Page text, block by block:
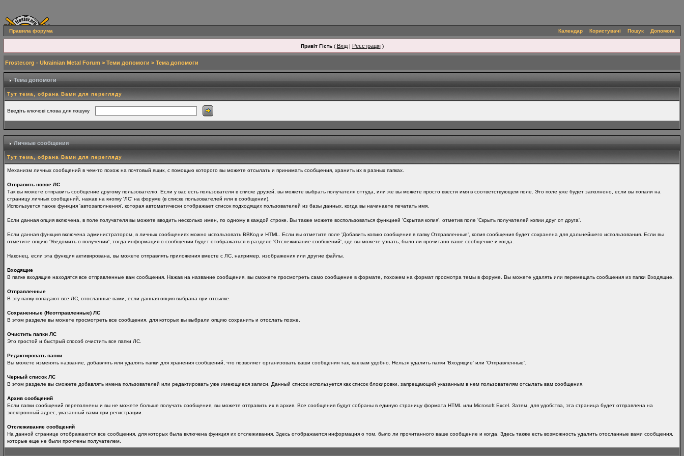
Правила форума Календар Користувачі Пошук Допомога
Привіт Гість( Вхід| Реєстрація)
Froster.org - Ukrainian Metal Forum > Теми допомоги > Тема допомоги
Тема допомоги
Тут тема, обрана Вами для перегляду
Введіть ключові слова для пошуку
Личные сообщения
Тут тема, обрана Вами для перегляду
Механизм личных сообщений в чем-то похож на почтовый ящик, с помощью которого вы можете отсылать и принимать сообщения, хранить их в разных папках.
Отправить новое ЛС
Так вы можете отправить сообщение другому пользователю. Если у вас есть пользователи в списке друзей, вы можете выбрать получателя оттуда, или же вы можете просто ввести имя в соответствующем поле. Это поле уже будет заполнено, если вы попали на
страницу личных сообщений, нажав на кнопку 'ЛС' на форуме (в списке пользователей или в сообщении).
Используется также функция 'автозаполнения', которая автоматически отображает список подходящих пользователей из базы данных, когда вы начинаете печатать имя.
Если данная опция включена, в поле получателя вы можете вводить несколько имен, по одному в каждой строке. Вы также можете воспользоваться функцией 'Скрытая копия', отметив поле 'Скрыть получателей копии друг от друга'.
Если данная функция включена администратором, в личных сообщениях можно использовать ВВКод и HTML. Если вы отметите поле 'Добавить копию сообщения в папку Отправленные', копия сообщения будет сохранена для дальнейшего использования. Если вы
отметите опцию 'Уведомить о получении', тогда информация о сообщении будет отображаться в разделе 'Отслеживание сообщений', где вы можете узнать, было ли прочитано ваше сообщение и когда.
Наконец, если эта функция активирована, вы можете отправлять приложения вместе с ЛС, например, изображения или другие файлы.
Входящие
В папке входящие находятся все отправленные вам сообщения. Нажав на название сообщения, вы сможете просмотреть само сообщение в формате, похожем на формат просмотра темы в форуме. Вы можете удалять или перемещать сообщения из папки Входящие.
Отправленные
В эту папку попадают все ЛС, отосланные вами, если данная опция выбрана при отсылке.
Сохраненные (Неотправленные) ЛС
В этом разделе вы можете просмотреть все сообщения, для которых вы выбрали опцию сохранить и отослать позже.
Очистить папки ЛС
Это простой и быстрый способ очистить все папки ЛС.
Редактировать папки
Вы можете изменять название, добавлять или удалять папки для хранения сообщений, что позволяет организовать ваши сообщения так, как вам удобно. Нельзя удалить папки 'Входящие' или 'Отправленные'.
Черный список ЛС
В этом разделе вы сможете добавлять имена пользователей или редактировать уже имеющиеся записи. Данный список используется как список блокировки, запрещающий указанным в нем пользователям отсылать вам сообщения.
Архив сообщений
Если папки сообщений переполнены и вы не можете больше получать сообщения, вы можете отправить их в архив. Все сообщения будут собраны в единую страницу формата HTML или Microsoft Excel. Затем, для удобства, эта страница будет отправлена на
электронный адрес, указанный вами при регистрации.
Отслеживание сообщений
На данной странице отображаются все сообщения, для которых была включена функция их отслеживания. Здесь отображается информация о том, было ли прочитанного ваше сообщение и когда. Здесь также есть возможность удалить отосланные вами сообщения,
которые еще не были прочтены получателем.